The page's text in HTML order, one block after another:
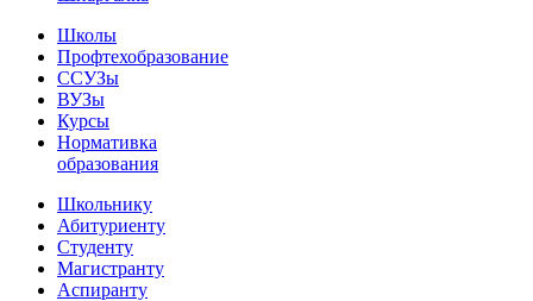
Школы
Профтехобразование
ССУЗы
ВУЗы
Курсы
Нормативка
образования
Школьнику
Абитуриенту
Студенту
Магистранту
Аспиранту